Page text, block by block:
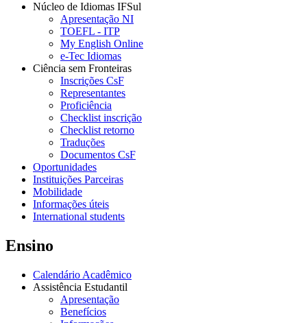
Núcleo de Idiomas IFSul
Apresentação NI
TOEFL - ITP
My English Online
e-Tec Idiomas
Ciência sem Fronteiras
Inscrições CsF
Representantes
Proficiência
Checklist inscrição
Checklist retorno
Traduções
Documentos CsF
Oportunidades
Instituições Parceiras
Mobilidade
Informações úteis
International students
Ensino
Calendário Acadêmico
Assistência Estudantil
Apresentação
Benefícios